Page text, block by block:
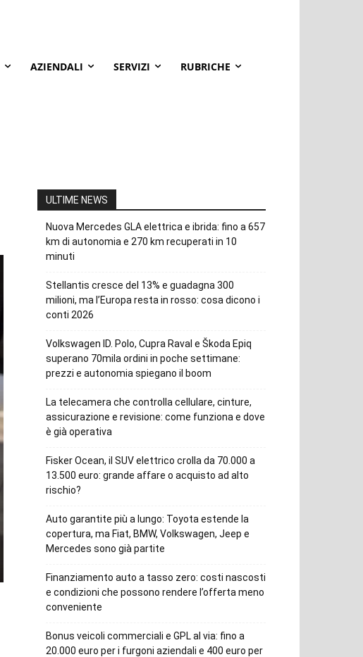
AZIENDALI SERVIZI RUBRICHE
ULTIME NEWS
Nuova Mercedes GLA elettrica e ibrida: fino a 657
km di autonomia e 270 km recuperati in 10
minuti
Stellantis cresce del 13% e guadagna 300
milioni, ma l’Europa resta in rosso: cosa dicono i
conti 2026
Volkswagen ID. Polo, Cupra Raval e Škoda Epiq
superano 70mila ordini in poche settimane:
prezzi e autonomia spiegano il boom
La telecamera che controlla cellulare, cinture,
assicurazione e revisione: come funziona e dove
è già operativa
Fisker Ocean, il SUV elettrico crolla da 70.000 a
13.500 euro: grande affare o acquisto ad alto
rischio?
Auto garantite più a lungo: Toyota estende la
copertura, ma Fiat, BMW, Volkswagen, Jeep e
Mercedes sono già partite
Finanziamento auto a tasso zero: costi nascosti
e condizioni che possono rendere l’offerta meno
conveniente
Bonus veicoli commerciali e GPL al via: fino a
20.000 euro per i furgoni aziendali e 400 euro per